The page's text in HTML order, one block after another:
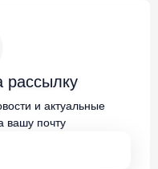
рассылку
и актуальные
вашу почту